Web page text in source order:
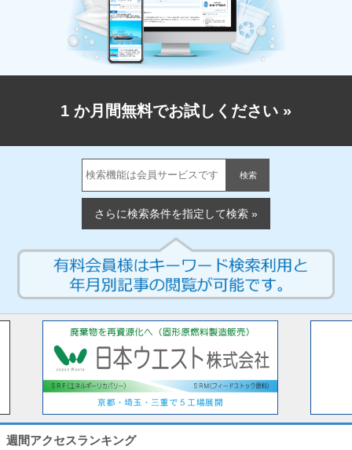
1 か月間無料でお試しください »
検索
さらに検索条件を指定して検索 »
週間アクセスランキング